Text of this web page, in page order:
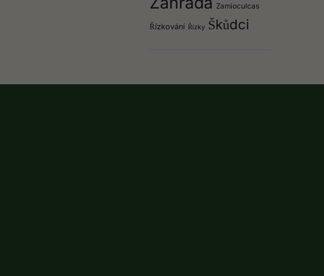
Zamioculcas
Řízkování Řízky Škůdci